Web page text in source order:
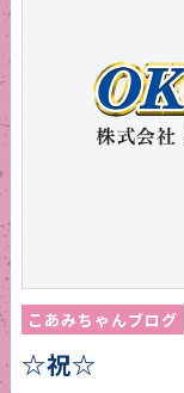
こあみちゃんブログ
☆祝☆